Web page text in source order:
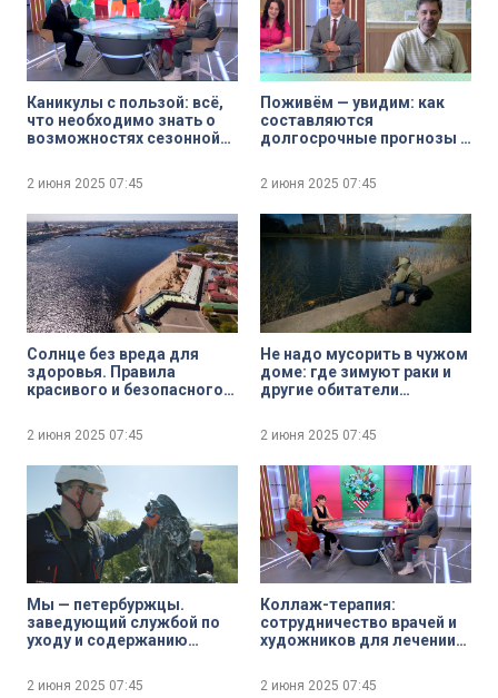
Каникулы с пользой: всё,
что необходимо знать о
возможностях сезонной
2 июня 2025 07:45
Поживём — увидим: как
составляются
долгосрочные прогнозы и
реальности предсказания
о рекордной жаре
2 июня 2025 07:45
Солнце без вреда для
здоровья. Правила
красивого и безопасного
2 июня 2025 07:45
Не надо мусорить в чужом
доме: где зимуют раки и
другие обитатели
2 июня 2025 07:45
Мы — петербуржцы.
заведующий службой по
уходу и содержанию
2 июня 2025 07:45
Коллаж-терапия:
сотрудничество врачей и
художников для лечении
2 июня 2025 07:45